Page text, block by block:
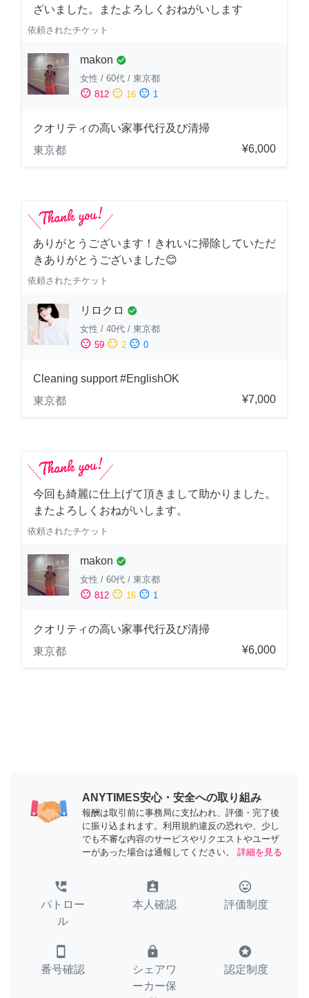
ざいました。またよろしくおねがいします
依頼されたチケット
makon check_circle
女性 / 60代 / 東京都
sentiment_satisfied 812 sentiment_neutral 16 sentiment_dissatisfied 1
クオリティの高い家事代行及び清掃
東京都
¥6,000
ありがとうございます！きれいに掃除していただ
きありがとうございました😊
依頼されたチケット
リロクロ check_circle
女性 / 40代 / 東京都
sentiment_satisfied 59 sentiment_neutral 2 sentiment_dissatisfied 0
Cleaning support #EnglishOK
東京都
¥7,000
今回も綺麗に仕上げて頂きまして助かりました。
またよろしくおねがいします。
依頼されたチケット
makon check_circle
女性 / 60代 / 東京都
sentiment_satisfied 812 sentiment_neutral 16 sentiment_dissatisfied 1
クオリティの高い家事代行及び清掃
東京都
¥6,000
ANYTIMES安心・安全への取り組み
報酬は取引前に事務局に支払われ、評価・完了後
に振り込まれます。利用規約違反の恐れや、少し
でも不審な内容のサービスやリクエストやユーザ
ーがあった場合は通報してください。
詳細を見る
perm_phone_msg
パトロー
ル
assignment_ind
本人確認
tag_faces
評価制度
smartphone
番号確認
lock
シェアワ
ーカー保
stars
認定制度